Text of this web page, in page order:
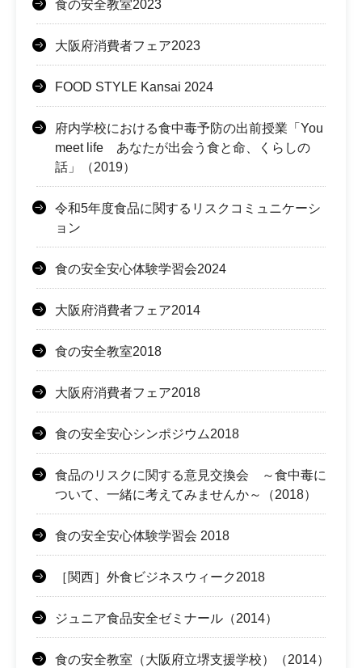
食の安全教室2023
大阪府消費者フェア2023
FOOD STYLE Kansai 2024
府内学校における食中毒予防の出前授業「You
meet life あなたが出会う食と命、くらしの
話」（2019）
令和5年度食品に関するリスクコミュニケーシ
ョン
食の安全安心体験学習会2024
大阪府消費者フェア2014
食の安全教室2018
大阪府消費者フェア2018
食の安全安心シンポジウム2018
食品のリスクに関する意見交換会 ～食中毒に
ついて、一緒に考えてみませんか～（2018）
食の安全安心体験学習会 2018
［関西］外食ビジネスウィーク2018
ジュニア食品安全ゼミナール（2014）
食の安全教室（大阪府立堺支援学校）（2014）